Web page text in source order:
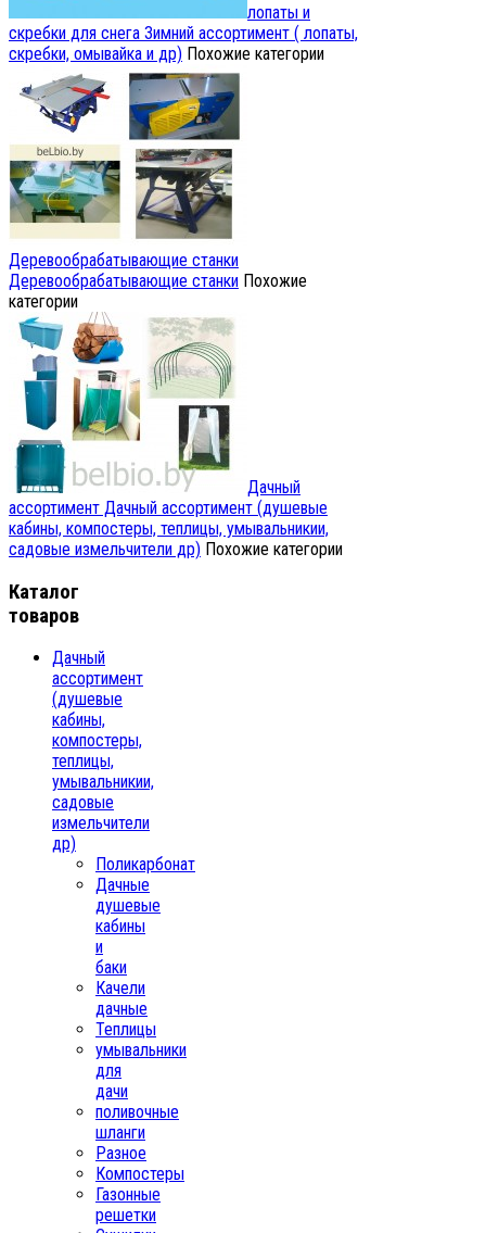
лопаты и
скребки для снега Зимний ассортимент ( лопаты,
скребки, омывайка и др) Похожие категории
Деревообрабатывающие станки
Деревообрабатывающие станки Похожие
категории
Дачный
ассортимент Дачный ассортимент (душевые
кабины, компостеры, теплицы, умывальникии,
садовые измельчители др) Похожие категории
Каталог
товаров
Дачный
ассортимент
(душевые
кабины,
компостеры,
теплицы,
умывальникии,
садовые
измельчители
др)
Поликарбонат
Дачные
душевые
кабины
и
баки
Качели
дачные
Теплицы
умывальники
для
дачи
поливочные
шланги
Разное
Компостеры
Газонные
решетки